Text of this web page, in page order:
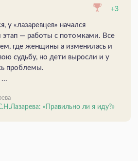
+3
у «лазаревцев» начался
— работы с потомками. Все
где женщины а изменилась и
судьбу, но дети выросли и у
проблемы.
«Правильно ли я иду?»